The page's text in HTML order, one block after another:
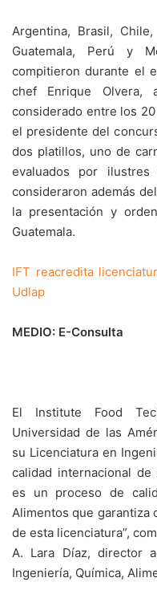
Argentina, Brasil,
Guatemala, Perú y
compitieron durante el
chef Enrique Olvera,
considerado entre los
el presidente del
dos platillos, uno de
evaluados por
consideraron además
la presentación y
Guatemala.
IFT reacredita
Udlap
MEDIO: E-Consulta
El Institute Food
Universidad de las
su Licenciatura en
calidad internacional de
es un proceso de
Alimentos que garantiza
de esta licenciatura”,
A. Lara Díaz, director
Ingeniería, Química,